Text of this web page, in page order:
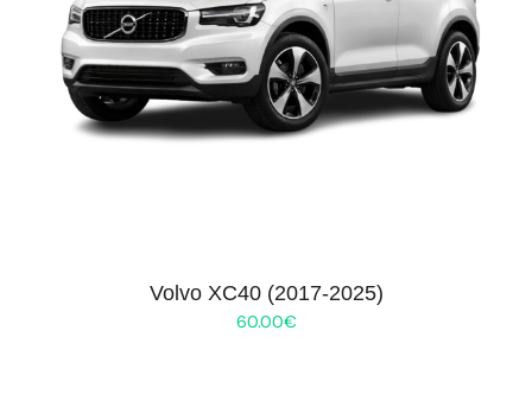
Volvo XC40 (2017-2025)
60.00€